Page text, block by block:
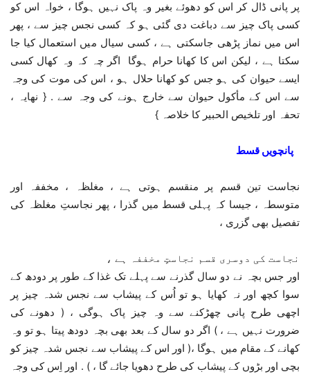
پر پانی ڈال کر اس کو دھوئے بغیر وہ پاک نہیں ہوگا ، خواہ اس کو
کسی پاک چیز سے دباغت دی گئی ہو کہ کسی نجس چیز سے ، پھر
اس میں نماز پڑھی جاسکتی ہے ، کسی سیال میں استعمال کیا جا
سکتا ہے ، لیکن اس کا کھانا حرام ہوگا اگر چہ کہ وہ کھال کسی
ایسے حیوان کی ہو جس کو کھانا حلال ہو ، اس کی موت کی وجہ
سے اس کے مأکول حیوان سے خارج ہونے کی وجہ سے . { نھایہ ،
تحفہ اور تلخیص الحبیر کا خلاصہ }
پانچویں قسط
نجاست تین قسم پر منقسم ہوتی ہے ، مغلظہ ، مخففہ اور
متوسطہ ، جیسا کہ پہلی قسط میں گذرا ، پھر نجاستِ مغلظہ کی
تفصیل بھی گزری ،
نجاست کی دوسری قسم نجاستٍ مخففہ ہے ،
اور جس بچہ نے دو سال گذرنے سے پہلے تک غذا کے طور پر دودھ کے
سوا کچھ اور نہ کھایا ہو تو اُس کے پیشاب سے نجس شدہ چیز پر
اچھی طرح پانی چھڑکنے سے وہ چیز پاک ہوگی ، ( دھونے کی
ضرورت نہیں ہے ، ) اگر دو سال کے بعد بھی بچہ دودھ پیتا ہو تو وہ
کھانے کے مقام میں ہوگا ،( اور اس کے پیشاب سے نجس شدہ چیز کو
بچی اور بڑوں کے پیشاب کی طرح دھویا جائے گا ، ) . اور اِس کی وجہ